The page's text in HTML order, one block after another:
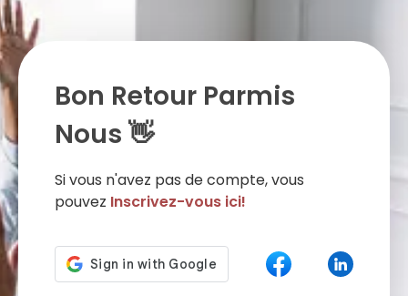
Bon Retour Parmis
Nous 👋
Si vous n'avez pas de compte, vous
pouvez Inscrivez-vous ici!